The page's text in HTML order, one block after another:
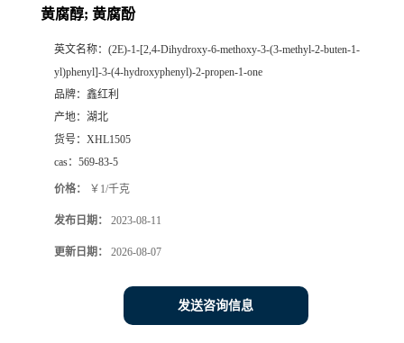
黄腐醇; 黄腐酚
英文名称： (2E)-1-[2,4-Dihydroxy-6-methoxy-3-(3-methyl-2-buten-1-
yl)phenyl]-3-(4-hydroxyphenyl)-2-propen-1-one
品牌： 鑫红利
产地： 湖北
货号： XHL1505
cas： 569-83-5
价格： ￥1/千克
发布日期： 2023-08-11
更新日期： 2026-08-07
发送咨询信息